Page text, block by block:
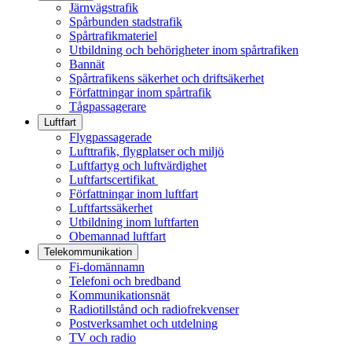
Järnvägstrafik
Spårbunden stadstrafik
Spårtrafikmateriel
Utbildning och behörigheter inom spårtrafiken
Bannät
Spårtrafikens säkerhet och driftsäkerhet
Författningar inom spårtrafik
Tågpassagerare
Luftfart
Flygpassagerade
Lufttrafik, flygplatser och miljö
Luftfartyg och luftvärdighet
Luftfartscertifikat
Författningar inom luftfart
Luftfartssäkerhet
Utbildning inom luftfarten
Obemannad luftfart
Telekommunikation
Fi-domännamn
Telefoni och bredband
Kommunikationsnät
Radiotillstånd och radiofrekvenser
Postverksamhet och utdelning
TV och radio